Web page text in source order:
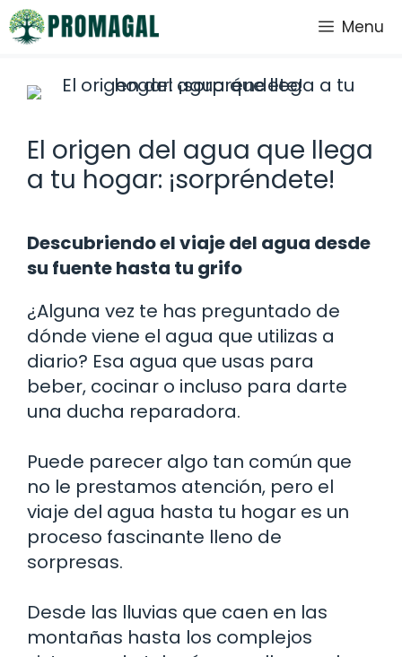
Saltar
al
Menu
El origen del agua que llega
a tu hogar: ¡sorpréndete!
Descubriendo el viaje del agua desde
su fuente hasta tu grifo
¿Alguna vez te has preguntado de
dónde viene el agua que utilizas a
diario? Esa agua que usas para
beber, cocinar o incluso para darte
una ducha reparadora.
Puede parecer algo tan común que
no le prestamos atención, pero el
viaje del agua hasta tu hogar es un
proceso fascinante lleno de
sorpresas.
Desde las lluvias que caen en las
montañas hasta los complejos